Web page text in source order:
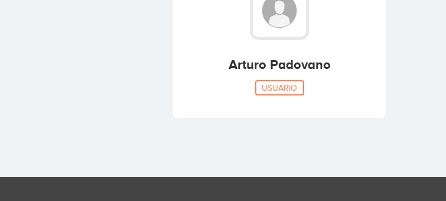
Arturo Padovano
USUARIO